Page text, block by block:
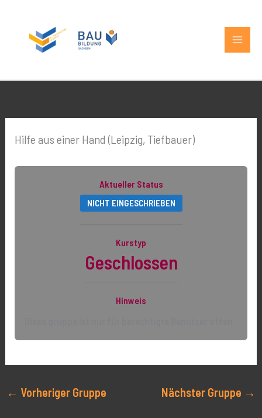
springen
Hilfe aus einer Hand (Leipzig, Tiefbauer)
Aktueller Status
NICHT EINGESCHRIEBEN
Kurstyp
Geschlossen
Hinweis
← Vorheriger Gruppe Nächster Gruppe →